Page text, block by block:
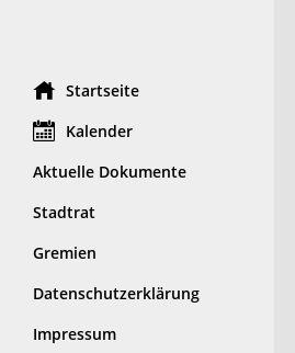
Startseite
Kalender
Aktuelle Dokumente
Stadtrat
Gremien
Datenschutzerklärung
Impressum